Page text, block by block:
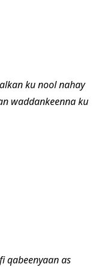
ku nool nahay
waddankeenna ku
qabeenyaan as